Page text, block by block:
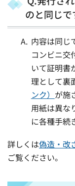
のと同じで
内容は同じ
コンビニ交
いて証明書
理として裏
ンク） が施
用紙は異な
に各種手続
詳しくは偽造・改
ご覧ください。